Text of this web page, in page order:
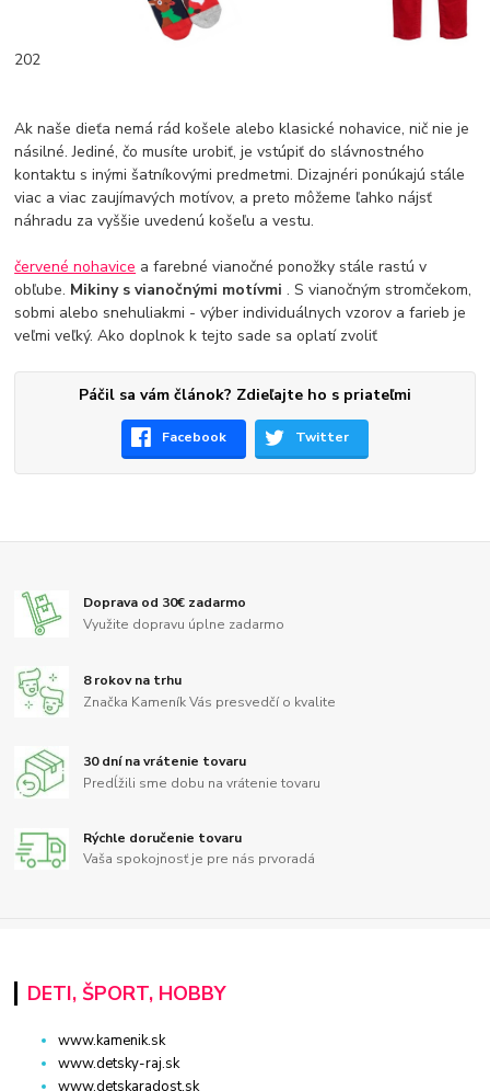
202
Ak naše dieťa nemá rád košele alebo klasické nohavice, nič nie je
násilné. Jediné, čo musíte urobiť, je vstúpiť do slávnostného
kontaktu s inými šatníkovými predmetmi. Dizajnéri ponúkajú stále
viac a viac zaujímavých motívov, a preto môžeme ľahko nájsť
náhradu za vyššie uvedenú košeľu a vestu.
červené nohavice a farebné vianočné ponožky stále rastú v
obľube. Mikiny s vianočnými motívmi. S vianočným stromčekom,
sobmi alebo snehuliakmi - výber individuálnych vzorov a farieb je
veľmi veľký. Ako doplnok k tejto sade sa oplatí zvoliť
Páčil sa vám článok? Zdieľajte ho s priateľmi
Facebook Twitter
Doprava od 30€ zadarmo
Využite dopravu úplne zadarmo
8 rokov na trhu
Značka Kameník Vás presvedčí o kvalite
30 dní na vrátenie tovaru
Predĺžili sme dobu na vrátenie tovaru
Rýchle doručenie tovaru
Vaša spokojnosť je pre nás prvoradá
DETI, ŠPORT, HOBBY
www.kamenik.sk
www.detsky-raj.sk
www.detskaradost.sk